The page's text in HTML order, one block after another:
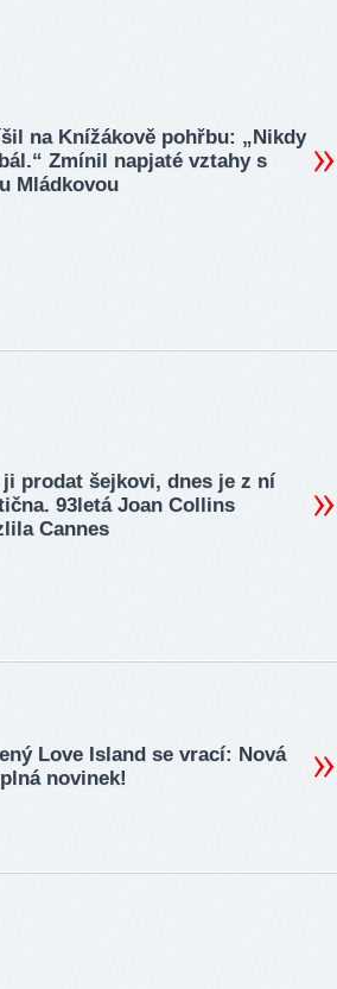
na Knížákově pohřbu: „Nikdy
Zmínil napjaté vztahy s
Mládkovou
prodat šejkovi, dnes je z ní
93letá Joan Collins
Cannes
Love Island se vrací: Nová
novinek!